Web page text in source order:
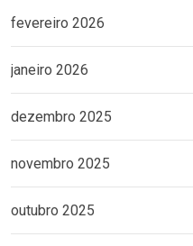
fevereiro 2026
janeiro 2026
dezembro 2025
novembro 2025
outubro 2025